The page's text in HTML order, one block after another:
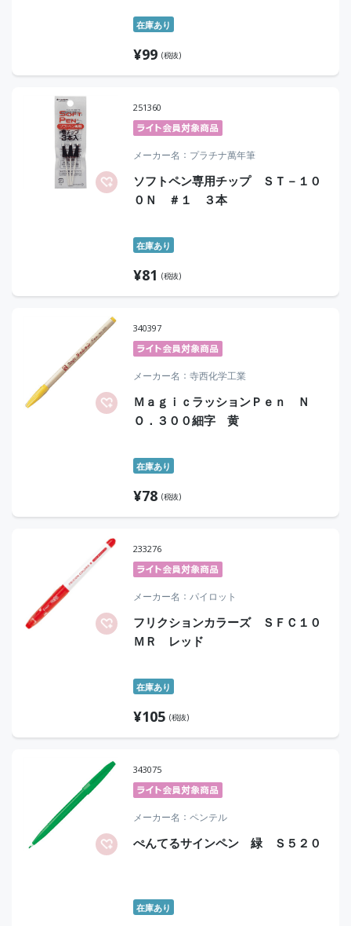
在庫あり
¥99 (税抜)
251360
メーカー名 プラチナ萬年筆
ソフトペン専用チップ ＳＴ－１０
０Ｎ ＃１ ３本
在庫あり
¥81 (税抜)
340397
メーカー名 寺西化学工業
ＭａｇｉｃラッションＰｅｎ Ｎ
Ｏ．３００細字 黄
在庫あり
¥78 (税抜)
233276
メーカー名 パイロット
フリクションカラーズ ＳＦＣ１０
ＭＲ レッド
在庫あり
¥105 (税抜)
343075
メーカー名 ペンテル
ぺんてるサインペン 緑 Ｓ５２０
在庫あり